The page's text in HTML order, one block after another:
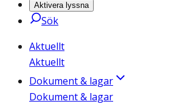
Aktivera lyssna
Sök
Aktuellt
Aktuellt
Dokument & lagar
Dokument & lagar